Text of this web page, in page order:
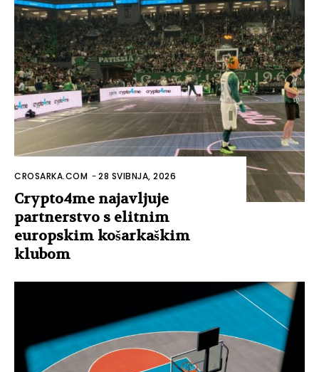
CROSARKA.COM -28 SVIBNJA, 2026
Crypto4me najavljuje
partnerstvo s elitnim
europskim košarkaškim
klubom